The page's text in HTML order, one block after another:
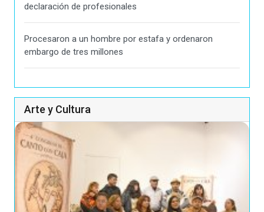
declaración de profesionales
Procesaron a un hombre por estafa y ordenaron
embargo de tres millones
Arte y Cultura